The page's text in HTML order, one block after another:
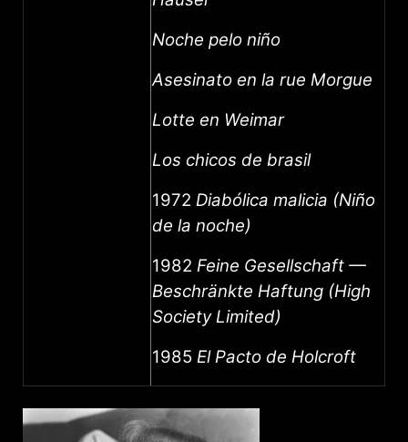
Noche pelo niño
Asesinato en la rue Morgue
Lotte en Weimar
Los chicos de brasil
1972 Diabólica malicia (Niño
de la noche)
1982 Feine Gesellschaft —
Beschränkte Haftung (High
Society Limited)
1985 El Pacto de Holcroft